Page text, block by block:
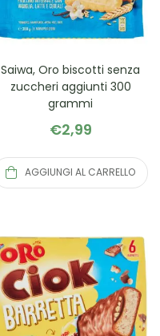
Saiwa, Oro biscotti senza
zuccheri aggiunti 300
grammi
€2,99
AGGIUNGI AL CARRELLO